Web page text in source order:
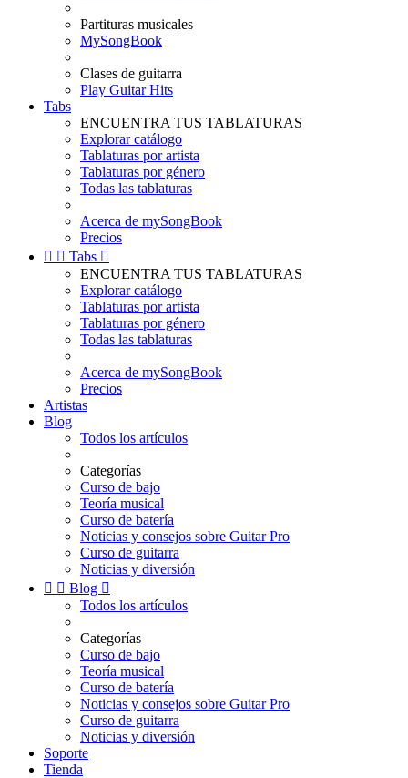
Partituras musicales
MySongBook
Clases de guitarra
Play Guitar Hits
Tabs
ENCUENTRA TUS TABLATURAS
Explorar catálogo
Tablaturas por artista
Tablaturas por género
Todas las tablaturas
Acerca de mySongBook
Precios
  Tabs 
ENCUENTRA TUS TABLATURAS
Explorar catálogo
Tablaturas por artista
Tablaturas por género
Todas las tablaturas
Acerca de mySongBook
Precios
Artistas
Blog
Todos los artículos
Categorías
Curso de bajo
Teoría musical
Curso de batería
Noticias y consejos sobre Guitar Pro
Curso de guitarra
Noticias y diversión
  Blog 
Todos los artículos
Categorías
Curso de bajo
Teoría musical
Curso de batería
Noticias y consejos sobre Guitar Pro
Curso de guitarra
Noticias y diversión
Soporte
Tienda